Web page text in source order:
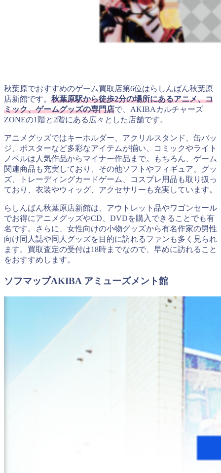
秋葉原でおすすめのゲーム買取店第6位はらしんばん秋葉原
店新館です。 秋葉原駅から徒歩2分の場所にあるアニメ、コ
ミック、ゲームグッズの専門店で、AKIBAカルチャーズ
ZONEの1階と2階にある広々とした店舗です。
アニメグッズではキーホルダー、アクリルスタンド、缶バッ
ジ、ポスターなど多彩なアイテムが揃い、コミックやライト
ノベルは人気作品からマイナー作品まで。もちろん、ゲーム
関連商品も充実しており、その他ソフトやフィギュア、グッ
ズ、トレーディングカードゲーム、コスプレ用品も取り扱っ
ており、衣装やウィッグ、アクセサリーも充実しています。
らしんばん秋葉原店新館は、アウトレット品やワゴンセール
でお得にアニメグッズやCD、DVDを購入できることでも有
名です。さらに、女性向けの小物グッズから有名作家の男性
向け同人誌や同人グッズを目的に訪れるファンも多く見られ
ます。買取査定の受付は18時までなので、早めに訪れること
をおすすめします。
ソフマップAKIBA アミューズメント館